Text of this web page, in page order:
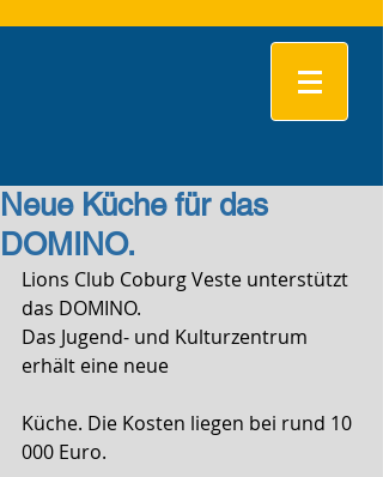
Neue Küche für das
DOMINO.
Lions Club Coburg Veste unterstützt
das DOMINO.
Das Jugend- und Kulturzentrum
erhält eine neue
Küche. Die Kosten liegen bei rund 10
000 Euro.